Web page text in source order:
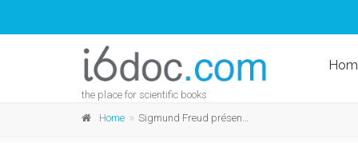
the place for scientific books
Home Sigmund Freud présenté par lui-même